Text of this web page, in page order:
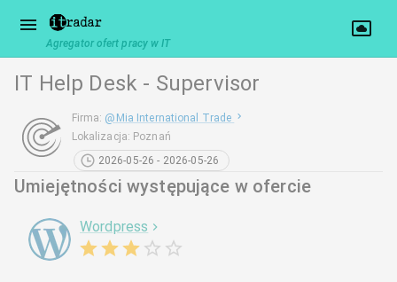
Agregator ofert pracy w IT
IT Help Desk - Supervisor
Firma: @ Mia International Trade
Lokalizacja: Poznań
2026-05-26 - 2026-05-26
Umiejętności występujące w ofercie
Wordpress